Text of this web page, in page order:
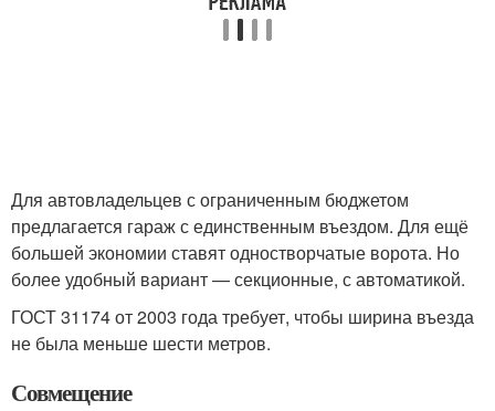
Для автовладельцев с ограниченным бюджетом
предлагается гараж с единственным въездом. Для ещё
большей экономии ставят одностворчатые ворота. Но
более удобный вариант — секционные, с автоматикой.
ГОСТ 31174 от 2003 года требует, чтобы ширина въезда
не была меньше шести метров.
Совмещение